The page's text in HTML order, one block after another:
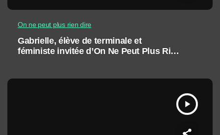
On ne peut plus rien dire
Gabrielle, élève de terminale et
féministe invitée d’On Ne Peut Plus Rien
play_arrow